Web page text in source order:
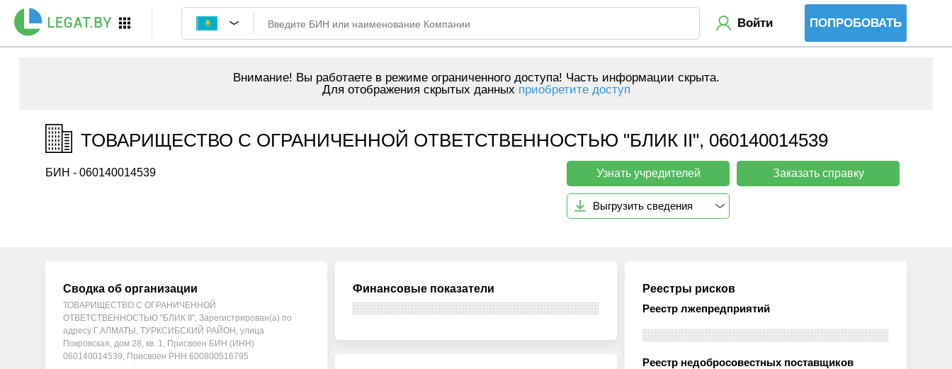
Войти ПОПРОБОВАТЬ
Внимание! Вы работаете в режиме ограниченного доступа! Часть информации скрыта.
Для отображения скрытых данных приобретите доступ
ТОВАРИЩЕСТВО С ОГРАНИЧЕННОЙ ОТВЕТСТВЕННОСТЬЮ "БЛИК ІІ", 060140014539
БИН - 060140014539 Узнать учредителей Заказать справку
Выгрузить сведения
Сводка об организации
ТОВАРИЩЕСТВО С ОГРАНИЧЕННОЙ
ОТВЕТСТВЕННОСТЬЮ "БЛИК ІІ", Зарегистрирован(а) по
адресу Г.АЛМАТЫ, ТУРКСИБСКИЙ РАЙОН, улица
Покровская, дом 28, кв. 1, Присвоен БИН (ИНН)
060140014539, Присвоен РНН 600800516795
Финансовые показатели Реестры рисков
Реестр лжепредприятий
Реестр недобросовестных поставщиков